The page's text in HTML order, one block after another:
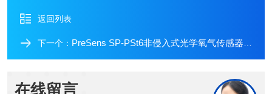
返回列表
下一个： PreSens SP‑PSt6非侵入式光学氧气传感器贴片
在线留言